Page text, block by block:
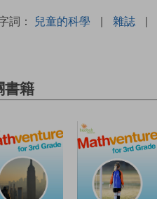
詞： 兒童的科學 | 雜誌 |
書籍